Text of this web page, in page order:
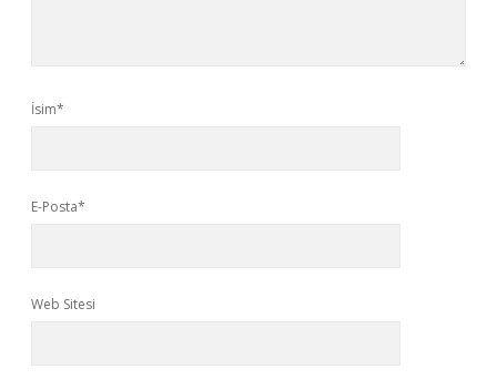
İsim*
E-Posta*
Web Sitesi